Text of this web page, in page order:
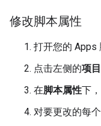
修改脚本属性
打开您的 Apps
点击左侧的项
在脚本属性下
对要更改的每